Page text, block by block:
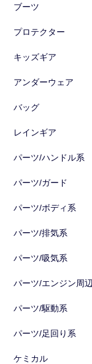
ブーツ
プロテクター
キッズギア
アンダーウェア
バッグ
レインギア
パーツ/ハンドル系
パーツ/ガード
パーツ/ボディ系
パーツ/排気系
パーツ/吸気系
パーツ/エンジン周辺
パーツ/駆動系
パーツ/足回り系
ケミカル